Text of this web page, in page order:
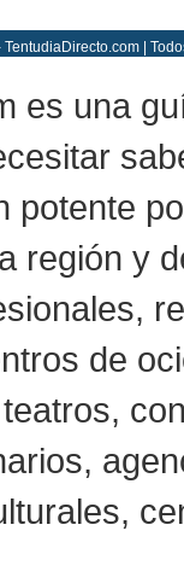
|
es una
potente
región y
de